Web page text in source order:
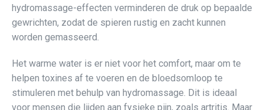
hydromassage-effecten verminderen de druk op bepaalde
gewrichten, zodat de spieren rustig en zacht kunnen
worden gemasseerd.
Het warme water is er niet voor het comfort, maar om te
helpen toxines af te voeren en de bloedsomloop te
stimuleren met behulp van hydromassage. Dit is ideaal
voor mensen die lijden aan fysieke pijn, zoals artritis. Maar